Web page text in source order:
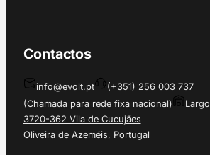
Contactos
info@evolt.pt
(+351) 256 003 737
(Chamada para rede fixa nacional)
3720-362 Vila de Cucujães
Oliveira de Azeméis, Portugal